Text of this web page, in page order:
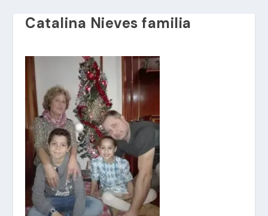
Catalina Nieves familia